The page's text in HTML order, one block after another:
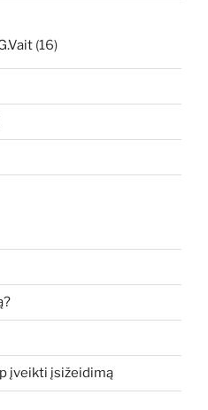
(16)
įveikti įsižeidimą